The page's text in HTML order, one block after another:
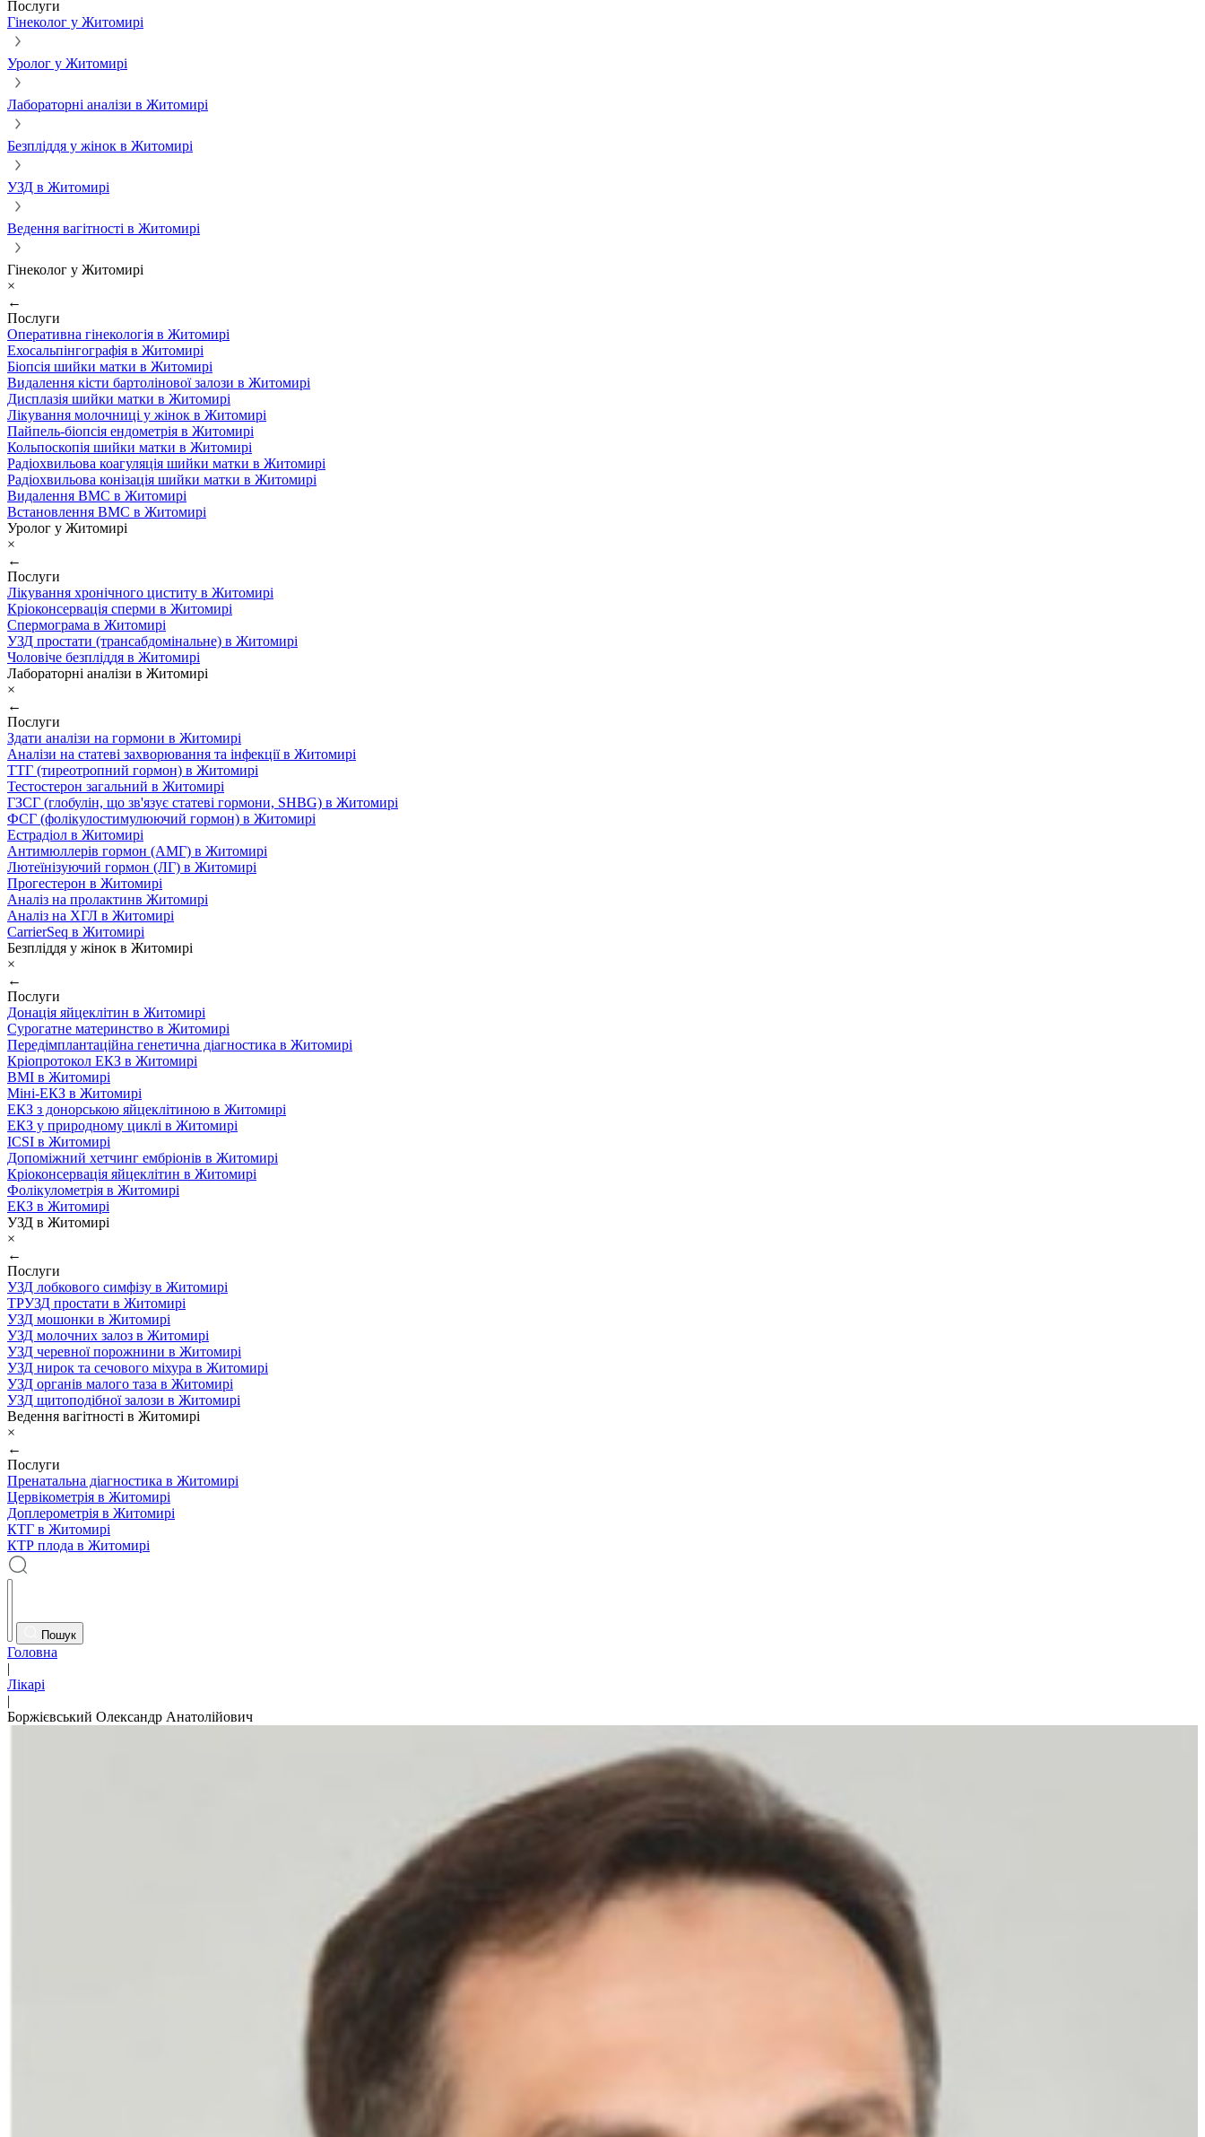
Послуги
Гінеколог у Житомирі
Уролог у Житомирі
Лабораторні аналізи в Житомирі
Безпліддя у жінок в Житомирі
УЗД в Житомирі
Ведення вагітності в Житомирі
Гінеколог у Житомирі
×
←
Послуги
Оперативна гінекологія в Житомирі
Ехосальпінгографія в Житомирі
Біопсія шийки матки в Житомирі
Видалення кісти бартолінової залози в Житомирі
Дисплазія шийки матки в Житомирі
Лікування молочниці у жінок в Житомирі
Пайпель-біопсія ендометрія в Житомирі
Кольпоскопія шийки матки в Житомирі
Радіохвильова коагуляція шийки матки в Житомирі
Радіохвильова конізація шийки матки в Житомирі
Видалення ВМС в Житомирі
Встановлення ВМС в Житомирі
Уролог у Житомирі
×
←
Послуги
Лікування хронічного циститу в Житомирі
Кріоконсервація сперми в Житомирі
Спермограма в Житомирі
УЗД простати (трансабдомінальне) в Житомирі
Чоловіче безпліддя в Житомирі
Лабораторні аналізи в Житомирі
×
←
Послуги
Здати аналізи на гормони в Житомирі
Аналізи на статеві захворювання та інфекції в Житомирі
ТТГ (тиреотропний гормон) в Житомирі
Тестостерон загальний в Житомирі
ГЗСГ (глобулін, що зв'язує статеві гормони, SHBG) в Житомирі
ФСГ (фолікулостимулюючий гормон) в Житомирі
Естрадіол в Житомирі
Антимюллерів гормон (АМГ) в Житомирі
Лютеїнізуючий гормон (ЛГ) в Житомирі
Прогестерон в Житомирі
Аналіз на пролактинв Житомирі
Аналіз на ХГЛ в Житомирі
CarrierSeq в Житомирі
Безпліддя у жінок в Житомирі
×
←
Послуги
Донація яйцеклітин в Житомирі
Сурогатне материнство в Житомирі
Передімплантаційна генетична діагностика в Житомирі
Кріопротокол ЕКЗ в Житомирі
ВМІ в Житомирі
Міні-ЕКЗ в Житомирі
ЕКЗ з донорською яйцеклітиною в Житомирі
ЕКЗ у природному циклі в Житомирі
ICSI в Житомирі
Допоміжний хетчинг ембріонів в Житомирі
Кріоконсервація яйцеклітин в Житомирі
Фолікулометрія в Житомирі
ЕКЗ в Житомирі
УЗД в Житомирі
×
←
Послуги
УЗД лобкового симфізу в Житомирі
ТРУЗД простати в Житомирі
УЗД мошонки в Житомирі
УЗД молочних залоз в Житомирі
УЗД черевної порожнини в Житомирі
УЗД нирок та сечового міхура в Житомирі
УЗД органів малого таза в Житомирі
УЗД щитоподібної залози в Житомирі
Ведення вагітності в Житомирі
×
←
Послуги
Пренатальна діагностика в Житомирі
Цервікометрія в Житомирі
Доплерометрія в Житомирі
КТГ в Житомирі
КТР плода в Житомирі
Пошук
Головна
|
Лікарі
|
Боржієвський Олександр Анатолійович